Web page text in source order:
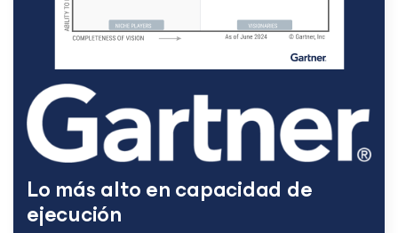
Lo más alto en capacidad de
ejecución